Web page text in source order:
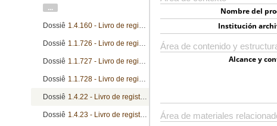
Nombre del
Institución
Área de contenido y
Alcance y
Área de materiales
...
Dossiê 1.4.160 - Livro de registro de cartas patente, cartas régias, instruções e provisões
Dossiê 1.1.726 - Livro de registro de alvarás, cartas patente, cartas de sesmarias, nomeações e provisões
Dossiê 1.1.727 - Livro de registro de cartas patente, cartas de sesmarias, nombramentos e provisões
Dossiê 1.1.728 - Livro de registro de cartas patente, cartas de sesmarias, nombramentos e provisões
Dossiê 1.4.22 - Livro de registro de alvarás, cartas patente, cartas de sesmarias, nomeações e provisões
Dossiê 1.4.23 - Livro de registro de cartas patente, cartas de sesmarias, nombramentos e provisões